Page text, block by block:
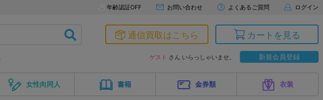
年齢認証OFF お問い合わせ よくあるご質問 ログイン
通信買取はこちら カートを見る
ゲスト さん いらっしゃいませ。 新規会員登録
女性向同人 書籍 金券類 衣装